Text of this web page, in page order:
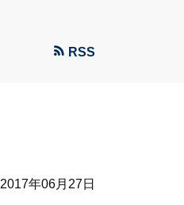
RSS
2017年06月27日